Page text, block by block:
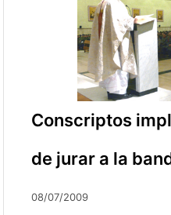
Conscriptos
de jurar a la
08/07/2009